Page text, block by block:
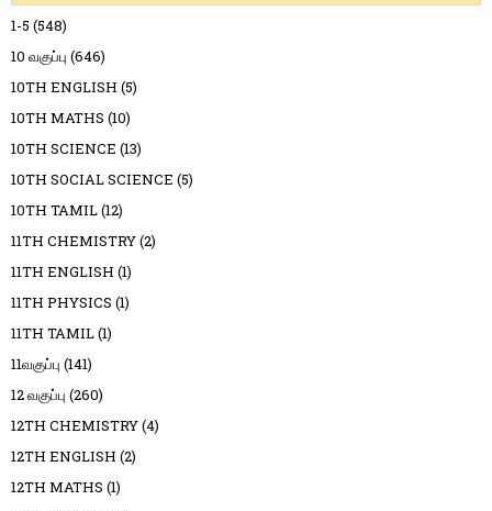
1-5 (548)
10 வகுப்பு (646)
10TH ENGLISH (5)
10TH MATHS (10)
10TH SCIENCE (13)
10TH SOCIAL SCIENCE (5)
10TH TAMIL(12)
11TH CHEMISTRY(2)
11TH ENGLISH (1)
11TH PHYSICS (1)
11TH TAMIL(1)
11வகுப்பு (141)
12 வகுப்பு (260)
12TH CHEMISTRY(4)
12TH ENGLISH (2)
12TH MATHS (1)